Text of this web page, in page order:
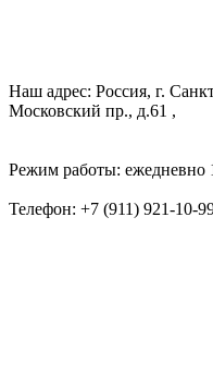
Наш адрес: Россия, г.
Московский пр., д.61 ,
Режим работы: ежедневно
Телефон: +7 (911) 921-10-